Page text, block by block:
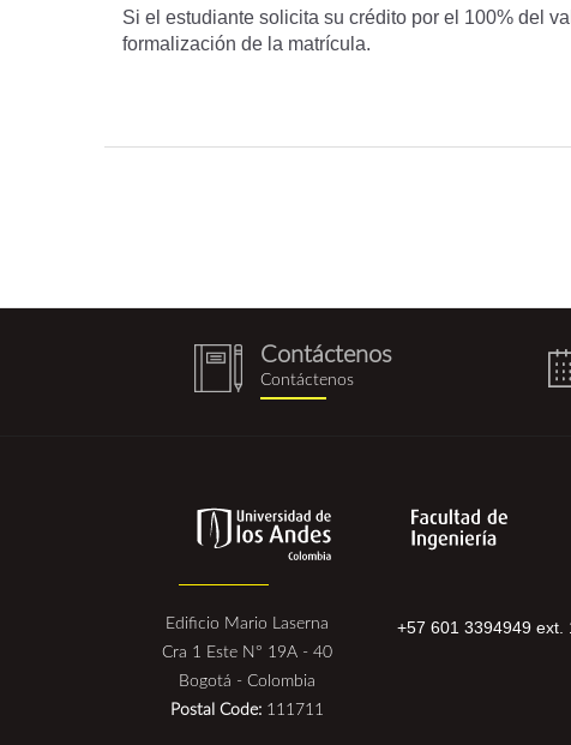
Si el estudiante solicita su crédito por el 100% del
formalización de la matrícula.
notebook
(1).png
Contáctenos
Contáctenos
Edificio Mario Laserna
Cra 1 Este N° 19A - 40
Bogotá - Colombia
Postal Code: 111711
+57 601 3394949 ext.